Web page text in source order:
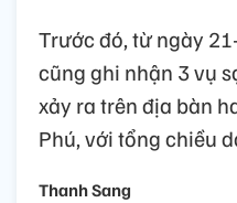
Trước đó, từ ngày
cũng ghi nhận 3 vụ
xảy ra trên địa bàn
Phú, với tổng chiều
Thanh Sang